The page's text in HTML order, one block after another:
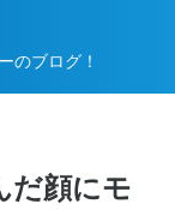
のブログ！
だ顔にモ